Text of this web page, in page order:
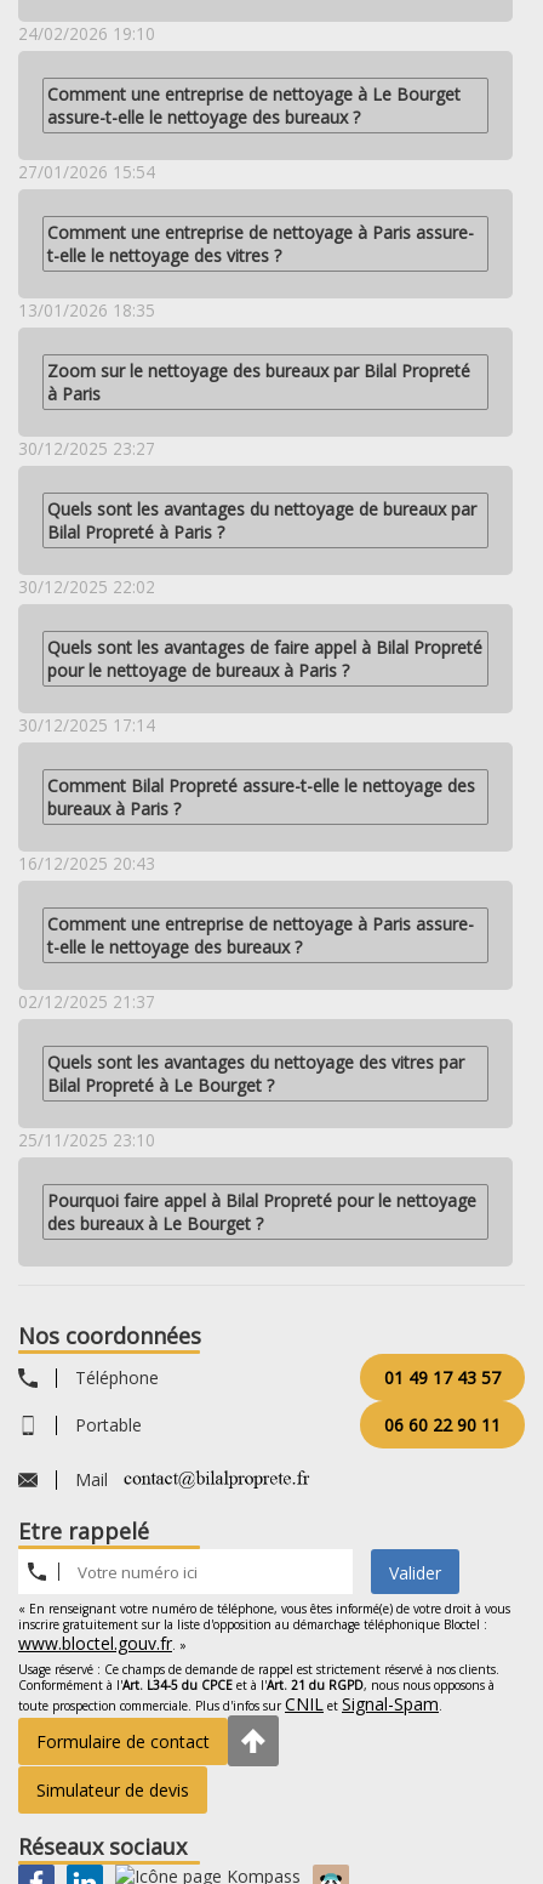
24/02/2026 19:10
Comment une entreprise de nettoyage à Le Bourget
assure-t-elle le nettoyage des bureaux ?
27/01/2026 15:54
Comment une entreprise de nettoyage à Paris assure-
t-elle le nettoyage des vitres ?
13/01/2026 18:35
Zoom sur le nettoyage des bureaux par Bilal Propreté
à Paris
30/12/2025 23:27
Quels sont les avantages du nettoyage de bureaux par
Bilal Propreté à Paris ?
30/12/2025 22:02
Quels sont les avantages de faire appel à Bilal Propreté
pour le nettoyage de bureaux à Paris ?
30/12/2025 17:14
Comment Bilal Propreté assure-t-elle le nettoyage des
bureaux à Paris ?
16/12/2025 20:43
Comment une entreprise de nettoyage à Paris assure-
t-elle le nettoyage des bureaux ?
02/12/2025 21:37
Quels sont les avantages du nettoyage des vitres par
Bilal Propreté à Le Bourget ?
25/11/2025 23:10
Pourquoi faire appel à Bilal Propreté pour le nettoyage
des bureaux à Le Bourget ?
Nos coordonnées
Téléphone 01 49 17 43 57
Portable 06 60 22 90 11
Mail
Etre rappelé
Valider
« En renseignant votre numéro de téléphone, vous êtes informé(e) de votre droit à vous
inscrire gratuitement sur la liste d'opposition au démarchage téléphonique Bloctel :
www.bloctel.gouv.fr. »
Usage réservé : Ce champs de demande de rappel est strictement réservé à nos clients.
Conformément à l'Art. L34-5 du CPCE et à l'Art. 21 du RGPD, nous nous opposons à
toute prospection commerciale. Plus d'infos surCNIL et Signal-Spam.
Formulaire de contact
Simulateur de devis
Réseaux sociaux